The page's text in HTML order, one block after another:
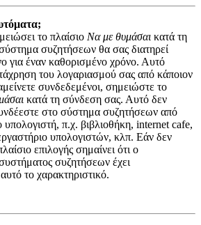
το πλαίσιο Να με θυμάσαι κατά τη
συζητήσεων θα σας διατηρεί
για έναν καθορισμένο χρόνο. Αυτό
του λογαριασμού σας από κάποιον
συνδεδεμένοι, σημειώστε το
κατά τη σύνδεση σας. Αυτό δεν
στο σύστημα συζητήσεων από
υπολογιστή, π.χ. βιβλιοθήκη, internet cafe,
υπολογιστών, κλπ. Εάν δεν
επιλογής σημαίνει ότι ο
συζητήσεων έχει
το χαρακτηριστικό.